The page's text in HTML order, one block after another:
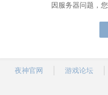
因服务器问题，
夜神官网 游戏论坛